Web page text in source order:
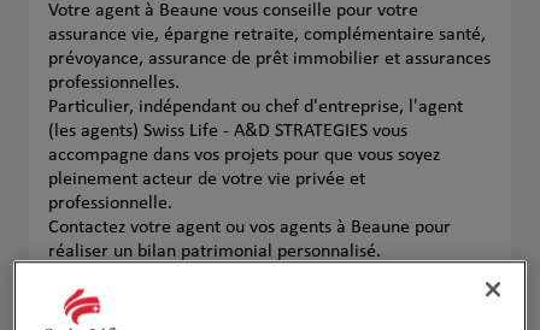
Votre agent à Beaune vous conseille pour votre
assurance vie, épargne retraite, complémentaire santé,
prévoyance, assurance de prêt immobilier et assurances
professionnelles.
Particulier, indépendant ou chef d'entreprise, l'agent
(les agents) Swiss Life - A&D STRATEGIES vous
accompagne dans vos projets pour que vous soyez
pleinement acteur de votre vie privée et
professionnelle.
Contactez votre agent ou vos agents à Beaune pour
réaliser un bilan patrimonial personnalisé.